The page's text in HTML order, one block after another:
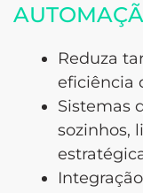
Reduza
eficiência
Sistemas
sozinhos,